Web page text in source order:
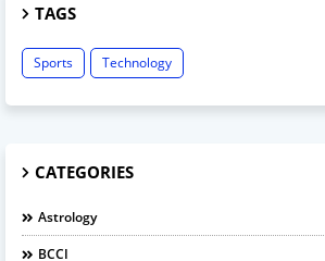
TAGS
Sports Technology
CATEGORIES
Astrology
BCCI